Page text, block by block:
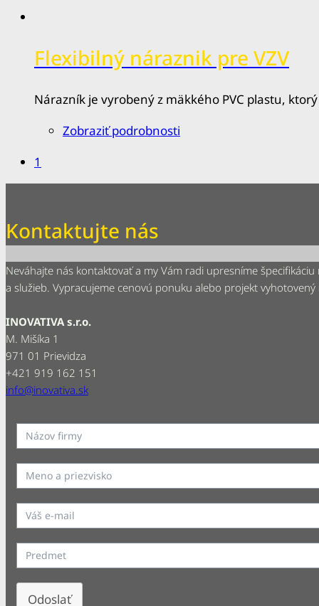
Flexibilný náraznik pre VZV
Nárazník je vyrobený z mäkkého PVC plastu,
Zobraziť podrobnosti
1
Kontaktujte nás
Neváhajte nás kontaktovať a my Vám radi upresníme
a služieb. Vypracujeme cenovú ponuku alebo projekt
INOVATIVA s.r.o.
M. Mišíka 1
971 01 Prievidza
+421 919 162 151
info@inovativa.sk
Odoslať